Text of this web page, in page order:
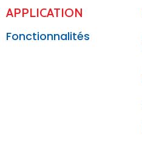
APPLICATION
Fonctionnalités